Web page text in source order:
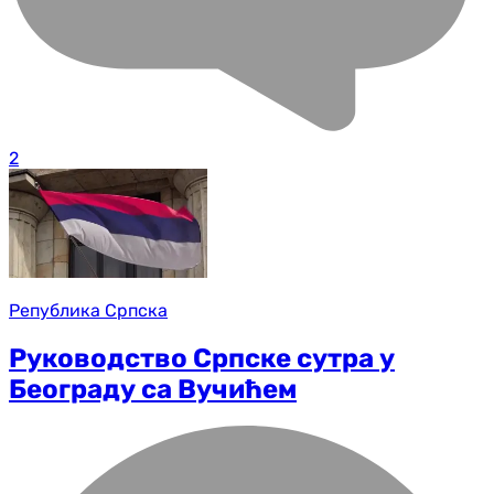
2
Република Српска
Руководство Српске сутра у
Београду са Вучићем